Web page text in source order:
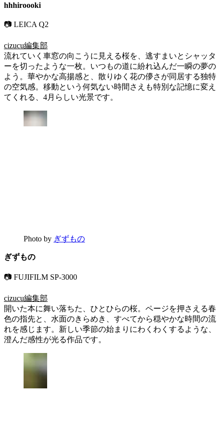
hhhiroooki
📷 LEICA Q2
cizucu編集部
流れていく車窓の向こうに見える桜を、逃すまいとシャッタ
ーを切ったような一枚。いつもの道に紛れ込んだ一瞬の夢の
よう。華やかな高揚感と、散りゆく花の儚さが同居する独特
の空気感。移動という何気ない時間さえも特別な記憶に変え
てくれる、4月らしい光景です。
Photo by ぎずもの
ぎずもの
📷 FUJIFILM SP-3000
cizucu編集部
開いた本に舞い落ちた、ひとひらの桜。ページを押さえる春
色の指先と、水面のきらめき、すべてから穏やかな時間の流
れを感じます。新しい季節の始まりにわくわくするような、
澄んだ感性が光る作品です。